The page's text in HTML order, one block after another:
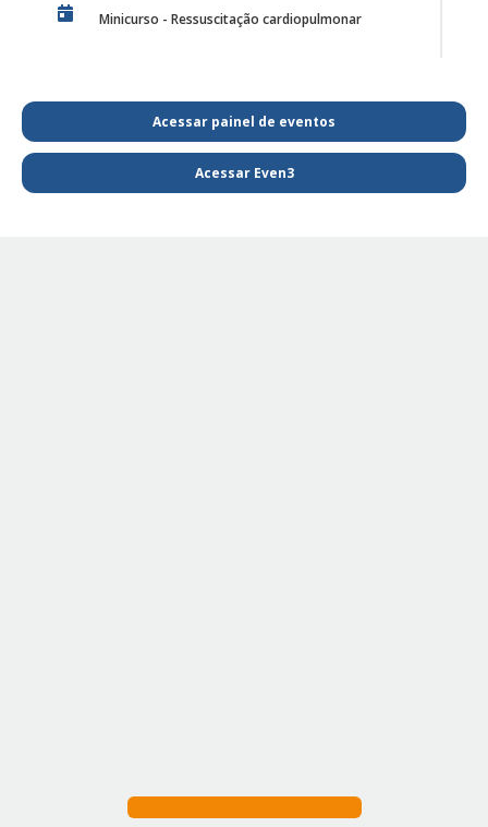
Minicurso - Ressuscitação cardiopulmonar
Discussão de Caso de Harmonização Orofacial
Acessar painel de eventos
Acessar Even3